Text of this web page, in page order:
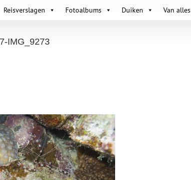
Reisverslagen Fotoalbums Duiken Van alles
IMG_9273